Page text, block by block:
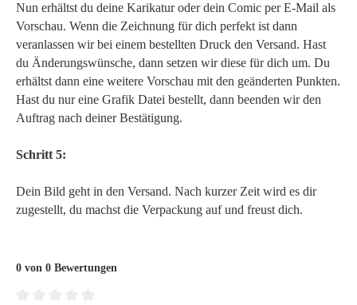
Nun erhältst du deine Karikatur oder dein Comic per E-Mail als
Vorschau. Wenn die Zeichnung für dich perfekt ist dann
veranlassen wir bei einem bestellten Druck den Versand. Hast
du Änderungswünsche, dann setzen wir diese für dich um. Du
erhältst dann eine weitere Vorschau mit den geänderten Punkten.
Hast du nur eine Grafik Datei bestellt, dann beenden wir den
Auftrag nach deiner Bestätigung.
Schritt 5:
Dein Bild geht in den Versand. Nach kurzer Zeit wird es dir
zugestellt, du machst die Verpackung auf und freust dich.
0 von 0 Bewertungen